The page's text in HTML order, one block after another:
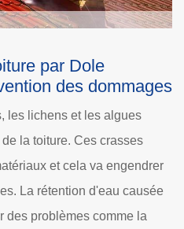
aux couvreurs
le nettoyage de la
Le Haut Clocher